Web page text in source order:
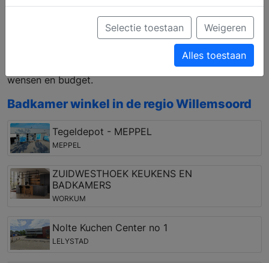
passen bij uw wensen. Kiest u voor een inloopdouche
of een douchecabine en hoe zit het met
waterbesparende kranen en douches? Met persoonlijk
advies van een ervaren medewerker kunt u een
complete badkamer samenstellen, die past bij uw
wensen en budget.
Badkamer winkel in de regio Willemsoord
Tegeldepot - MEPPEL
MEPPEL
ZUIDWESTHOEK KEUKENS EN
BADKAMERS
WORKUM
Nolte Kuchen Center no 1
LELYSTAD
Selectie toestaan Weigeren
Alles toestaan